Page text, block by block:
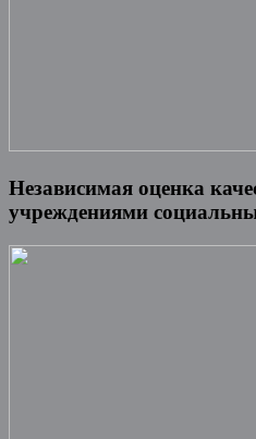
Независимая оценка
учреждениями